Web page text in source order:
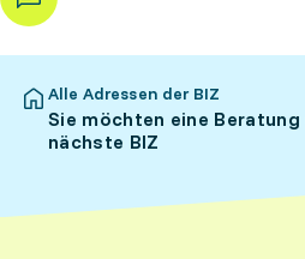
Alle Adressen der BIZ
Sie möchten eine
nächste BIZ